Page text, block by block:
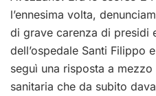
l’ennesima volta,
di grave carenza di presidi
dell’ospedale Santi Filippo
seguì una risposta a
sanitaria che da subito